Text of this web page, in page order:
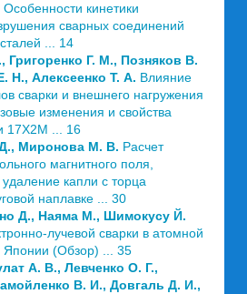
Особенности кинетики
сварных соединений
... 14
Г. М., Позняков В.
Н., Алексеенко Т. А. Влияние
сварки и внешнего нагружения
изменения и свойства
17Х2М ... 16
Миронова М. В. Расчет
магнитного поля,
капли с торца
наплавке ... 30
Д., Наяма М., Шимокусу Й.
лучевой сварки в атомной
(Обзор) ... 35
А. В., Левченко О. Г.,
В. И., Довгаль Д. И.,